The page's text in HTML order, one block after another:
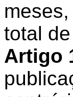
total
Artigo